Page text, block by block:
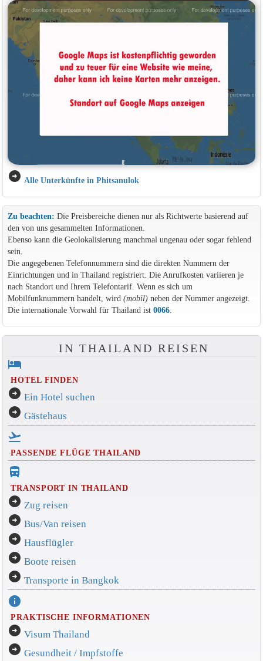
arrow_circle_right Alle Unterkünfte in Phitsanulok
Zu beachten: Die Preisbereiche dienen nur als Richtwerte basierend auf
den von uns gesammelten Informationen.
Ebenso kann die Geolokalisierung manchmal ungenau oder sogar fehlend
sein.
Die angegebenen Telefonnummern sind die direkten Nummern der
Einrichtungen und in Thailand registriert. Die Anrufkosten variieren je
nach Standort und Ihrem Telefontarif. Wenn es sich um
Mobilfunknummern handelt, wird (mobil)neben der Nummer angezeigt.
Die internationale Vorwahl für Thailand ist 0066.
IN THAILAND REISEN
hotel
HOTEL FINDEN
arrow_circle_right Ein Hotel suchen
arrow_circle_right Gästehaus
flight_takeoff
PASSENDE FLÜGE THAILAND
directions_bus_filled
TRANSPORT IN THAILAND
arrow_circle_right Zug reisen
arrow_circle_right Bus/Van reisen
arrow_circle_right Hausflügler
arrow_circle_right Boote reisen
arrow_circle_right Transporte in Bangkok
info
PRAKTISCHE INFORMATIONEN
arrow_circle_right Visum Thailand
arrow_circle_right Gesundheit / Impfstoffe